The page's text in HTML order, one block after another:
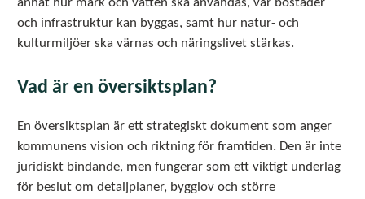
och infrastruktur kan byggas, samt hur natur- och
kulturmiljöer ska värnas och näringslivet stärkas.
Vad är en översiktsplan?
En översiktsplan är ett strategiskt dokument som anger
kommunens vision och riktning för framtiden. Den är inte
juridiskt bindande, men fungerar som ett viktigt underlag
för beslut om detaljplaner, bygglov och större